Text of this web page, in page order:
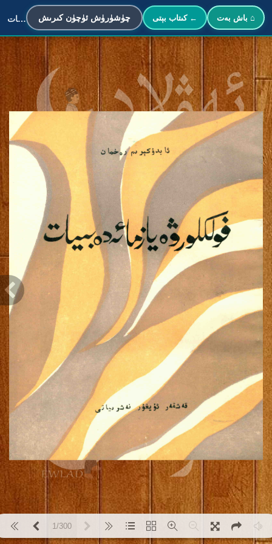
⌂ باش بەت ← كىتاب بېتى فولكلور ۋە يازما ئەدەبىيات چۈشۈرۈش ئۈچۈن كىرىش
1/300